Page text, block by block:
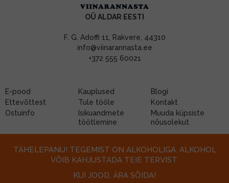
OÜ ALDAR EESTI
F. G. Adoffi 11, Rakvere, 44310
info@viinarannasta.ee
+372 555 60021
E-pood Kauplused
Blogi
Ettevõttest
Tule tööle
Kontakt
Ostuinfo
Isikuandmete
töötlemine
Muuda küpsiste
nõusolekut
TÄHELEPANU! TEGEMIST ON ALKOHOLIGA. ALKOHOL
VÕIB KAHJUSTADA TEIE TERVIST.
KUI JOOD, ÄRA SÕIDA!